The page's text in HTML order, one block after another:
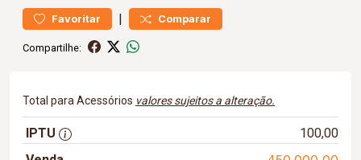
Favoritar | Comparar
Compartilhe:
Total para Acessórios valores sujeitos a alteração.
IPTU
100,00